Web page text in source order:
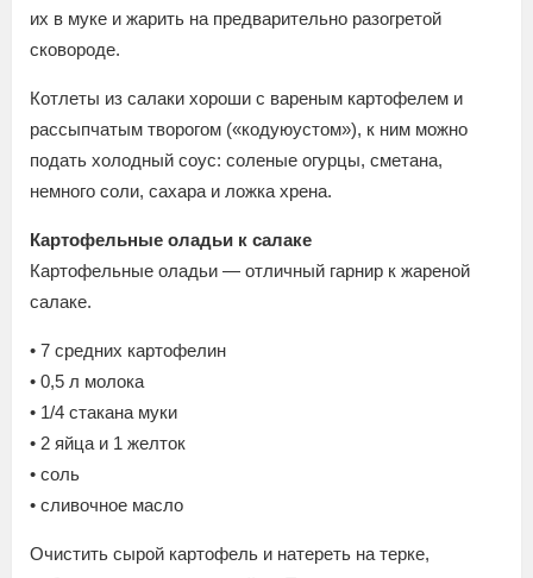
их в муке и жарить на предварительно разогретой
сковороде.
Котлеты из салаки хороши с вареным картофелем и
рассыпчатым творогом («кодуюустом»), к ним можно
подать холодный соус: соленые огурцы, сметана,
немного соли, сахара и ложка хрена.
Картофельные оладьи к салаке
Картофельные оладьи — отличный гарнир к жареной
салаке.
• 7 средних картофелин
• 0,5 л молока
• 1/4 стакана муки
• 2 яйца и 1 желток
• соль
• сливочное масло
Очистить сырой картофель и натереть на терке,